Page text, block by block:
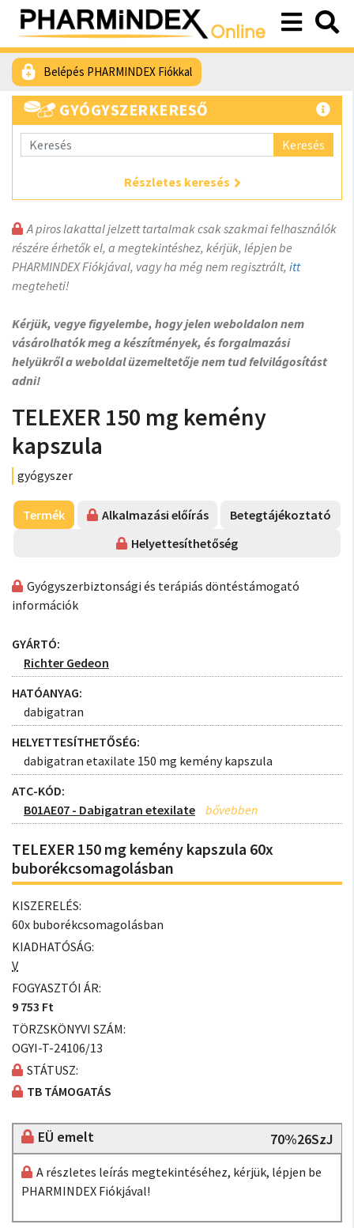
Belépés PHARMINDEX Fiókkal
GYÓGYSZERKERESŐ
Keresés
Részletes keresés
A piros lakattal jelzett tartalmak csak szakmai felhasználók
részére érhetők el, a megtekintéshez, kérjük, lépjen be
PHARMINDEX Fiókjával, vagy ha még nem regisztrált, itt
megteheti!
Kérjük, vegye figyelembe, hogy jelen weboldalon nem
vásárolhatók meg a készítmények, és forgalmazási
helyükről a weboldal üzemeltetője nem tud felvilágosítást
adni!
TELEXER 150 mg kemény
kapszula
gyógyszer
Termék Alkalmazási előírás
Betegtájékoztató
Helyettesíthetőség
Gyógyszerbiztonsági és terápiás döntéstámogató
információk
GYÁRTÓ:
Richter Gedeon
HATÓANYAG:
dabigatran
HELYETTESÍTHETŐSÉG:
dabigatran etaxilate 150 mg kemény kapszula
ATC-KÓD:
B01AE07 - Dabigatran etexilate
TELEXER 150 mg kemény kapszula 60x
buborékcsomagolásban
KISZERELÉS:
60x buborékcsomagolásban
KIADHATÓSÁG:
V
FOGYASZTÓI ÁR:
9 753 Ft
TÖRZSKÖNYVI SZÁM:
OGYI-T-24106/13
STÁTUSZ:
TB TÁMOGATÁS
EÜ emelt 70%26SzJ
A részletes leírás megtekintéséhez, kérjük, lépjen be
PHARMINDEX Fiókjával!